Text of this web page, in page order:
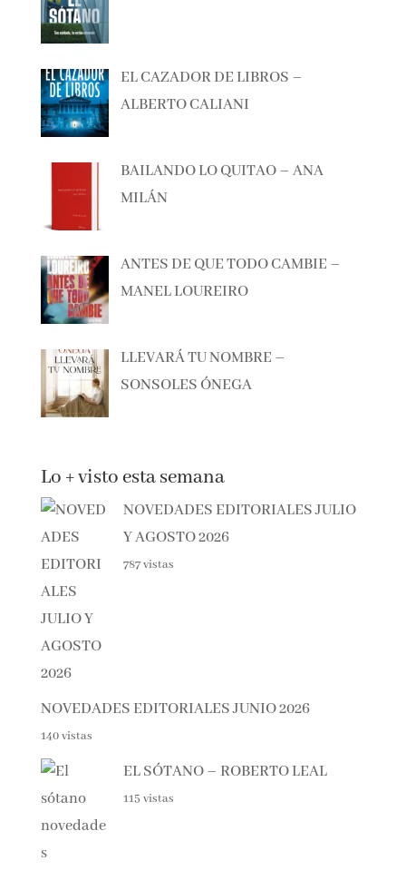
ÚLTIMAS RESEÑAS
ALBERTO CALIANI
MILÁN
MANEL LOUREIRO
Lo + visto esta semana
NOVEDADES EDITORIALES JUNIO 2026
140 vistas